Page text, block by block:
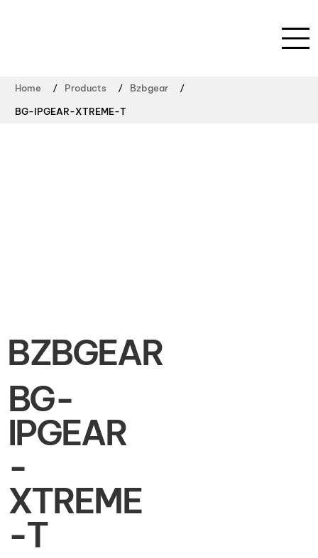
Home / Products / Bzbgear /
BG-IPGEAR-XTREME-T
BZBGEAR
BG-
IPGEAR
-
XTREME
-T